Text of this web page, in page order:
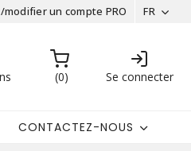
modifier un compte PRO FR
0 Se connecter
CONTACTEZ-NOUS